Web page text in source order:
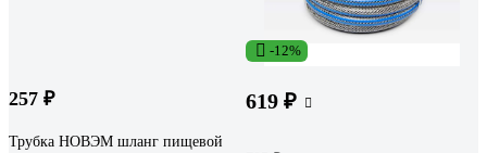
257 ₽
Трубка НОВЭМ шланг пищевой
-12%
619 ₽